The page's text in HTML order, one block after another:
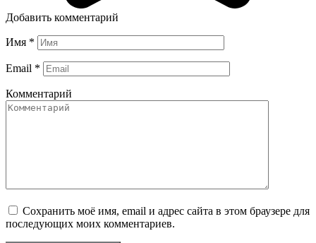
Добавить комментарий
Имя *
Email *
Комментарий
Сохранить моё имя, email и адрес сайта в этом браузере для
последующих моих комментариев.